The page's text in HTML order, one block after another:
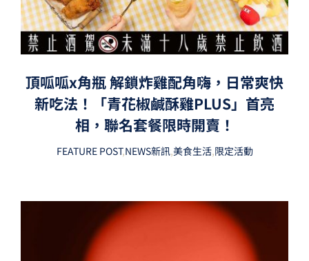
頂呱呱x角瓶 解鎖炸雞配角嗨，日常爽快
新吃法！「青花椒鹹酥雞PLUS」首亮
相，聯名套餐限時開賣！
FEATURE POST,NEWS新訊,美食生活,限定活動